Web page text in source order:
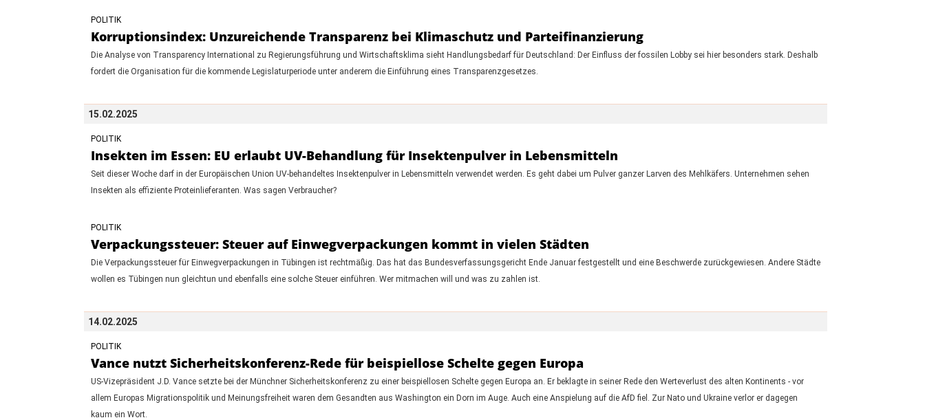
POLITIK
Korruptionsindex: Unzureichende Transparenz bei Klimaschutz und Parteifinanzierung
Die Analyse von Transparency International zu Regierungsführung und Wirtschaftsklima sieht Handlungsbedarf für Deutschland: Der Einfluss der fossilen Lobby sei hier besonders stark. Deshalb
fordert die Organisation für die kommende Legislaturperiode unter anderem die Einführung eines Transparenzgesetzes.
15.02.2025
POLITIK
Insekten im Essen: EU erlaubt UV-Behandlung für Insektenpulver in Lebensmitteln
Seit dieser Woche darf in der Europäischen Union UV-behandeltes Insektenpulver in Lebensmitteln verwendet werden. Es geht dabei um Pulver ganzer Larven des Mehlkäfers. Unternehmen sehen
Insekten als effiziente Proteinlieferanten. Was sagen Verbraucher?
POLITIK
Verpackungssteuer: Steuer auf Einwegverpackungen kommt in vielen Städten
Die Verpackungssteuer für Einwegverpackungen in Tübingen ist rechtmäßig. Das hat das Bundesverfassungsgericht Ende Januar festgestellt und eine Beschwerde zurückgewiesen. Andere Städte
wollen es Tübingen nun gleichtun und ebenfalls eine solche Steuer einführen. Wer mitmachen will und was zu zahlen ist.
14.02.2025
POLITIK
Vance nutzt Sicherheitskonferenz-Rede für beispiellose Schelte gegen Europa
US-Vizepräsident J.D. Vance setzte bei der Münchner Sicherheitskonferenz zu einer beispiellosen Schelte gegen Europa an. Er beklagte in seiner Rede den Werteverlust des alten Kontinents - vor
allem Europas Migrationspolitik und Meinungsfreiheit waren dem Gesandten aus Washington ein Dorn im Auge. Auch eine Anspielung auf die AfD fiel. Zur Nato und Ukraine verlor er dagegen
kaum ein Wort.